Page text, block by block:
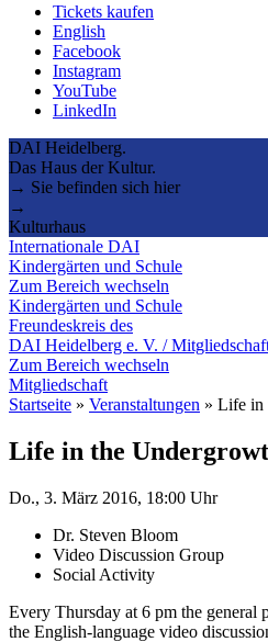
Tickets kaufen
English
Facebook
Instagram
YouTube
LinkedIn
DAI Heidelberg.
Das Haus der Kultur.
→ Sie befinden sich hier
→
Kulturhaus
Internationale DAI
Kindergärten und Schule
Zum Bereich wechseln
Kindergärten und Schule
Freundeskreis des
DAI Heidelberg e. V. /
Zum Bereich wechseln
Mitgliedschaft
Startseite » Veranstaltungen » Life in
Life in the
Do., 3. März 2016, 18:00 Uhr
Dr. Steven Bloom
Video Discussion Group
Social Activity
Every Thursday at 6 pm the general
the English-language video